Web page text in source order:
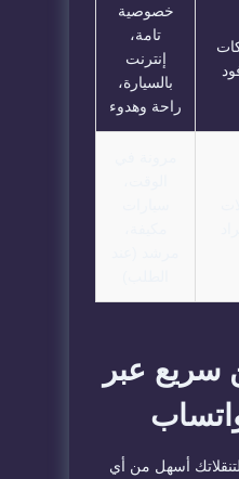
خصوصية
تامة،
إنترنت
بالسيارة،
راحة وهدوء
سريع عبر
أسهل من أي